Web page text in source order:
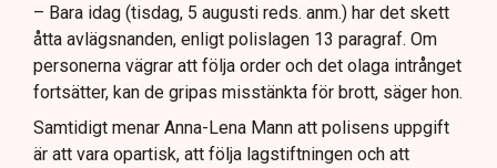
– Bara idag (tisdag, 5 augusti reds. anm.) har det skett
åtta avlägsnanden, enligt polislagen 13 paragraf. Om
personerna vägrar att följa order och det olaga intrånget
fortsätter, kan de gripas misstänkta för brott, säger hon.
Samtidigt menar Anna-Lena Mann att polisens uppgift
är att vara opartisk, att följa lagstiftningen och att